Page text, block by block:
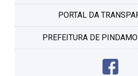
PORTAL DA
PREFEITURA DE